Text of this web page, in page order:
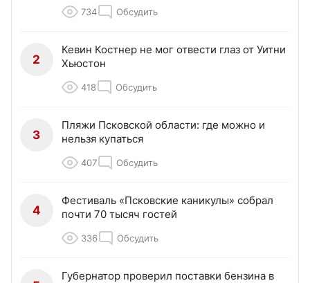
734 Обсудить
2
Кевин Костнер не мог отвести глаз от Уитни
Хьюстон
418 Обсудить
3
Пляжи Псковской области: где можно и
нельзя купаться
407 Обсудить
4
Фестиваль «Псковские каникулы» собрал
почти 70 тысяч гостей
336 Обсудить
Губернатор проверил поставки бензина в